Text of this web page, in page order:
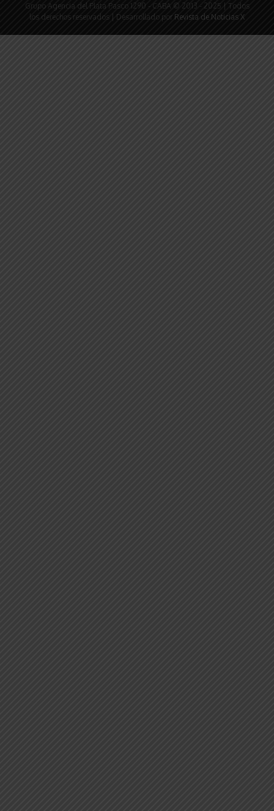
Grupo Agencia del Plata Pasco 1290 - CABA © 2013 - 2025 | Todos
los derechos reservados | Desarrollado por Revista de Noticias X